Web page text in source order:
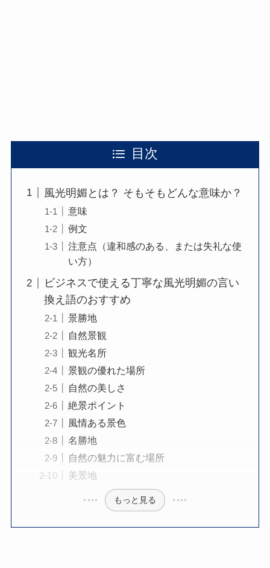
目次
風光明媚とは？ そもそもどんな意味か？
意味
例文
注意点（違和感のある、または失礼な使
い方）
ビジネスで使える丁寧な風光明媚の言い
換え語のおすすめ
景勝地
自然景観
観光名所
景観の優れた場所
自然の美しさ
絶景ポイント
風情ある景色
名勝地
自然の魅力に富む場所
美景地
もっと見る